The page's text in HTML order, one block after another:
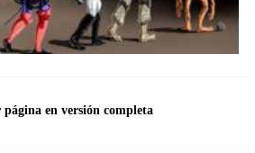
en versión completa